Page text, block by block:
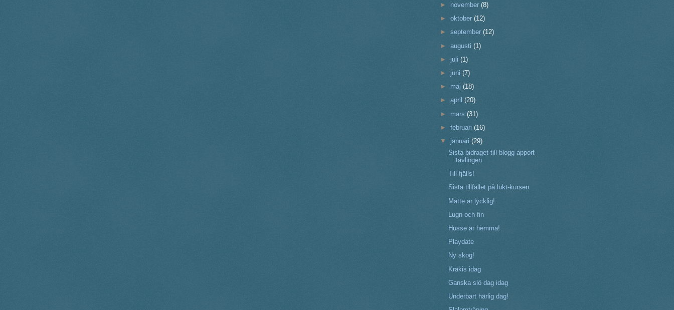
► november(8)
►oktober(12)
►september(12)
►augusti(1)
► juli(1)
► juni(7)
► maj(18)
►april(20)
► mars(31)
►februari(16)
▼ januari(29)
Sista bidraget till blogg-apport-
tävlingen
Till fjälls!
Sista tillfället på lukt-kursen
Matte är lycklig!
Lugn och fin
Husse är hemma!
Playdate
Ny skog!
Kräkis idag
Ganska slö dag idag
Underbart härlig dag!